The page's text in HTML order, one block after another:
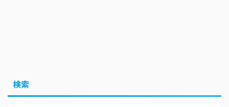
検索